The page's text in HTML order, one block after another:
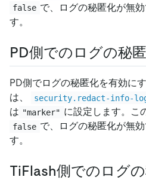
false で、ログの秘匿化が無
す。
PD側でのログの秘
PD側でログの秘匿化を有効に
は、
security.redact-info-
は "marker" に設定します。こ
false で、ログの秘匿化が無
す。
TiFlash側でのログ